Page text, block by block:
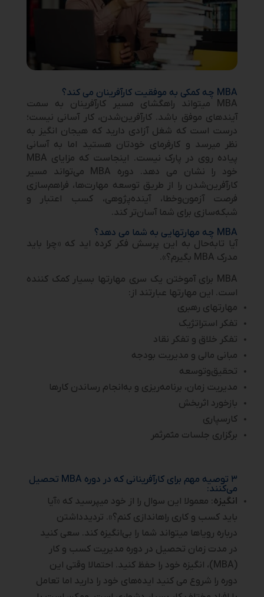
MBA چه کمکی به موفقیت کارآفرینان می­ کند؟
MBA می­تواند راهگشای مسیر کارآفرینان به سمت
آینده­ای موفق باشد. کارآفرین‌شدن، کار آسانی نیست؛
درست است که شغل آزادی دارید که هیجان­ انگیز به
نظر می­رسد و کارفرمای خودتان هستید اما به آسانی
پیاده­ روی در پارک نیست. اینجاست که مزایای MBA
خود را نشان می­ دهد. دوره MBA می‌تواند مسیر
کارآفرین‌شدن را از طریق توسعه مهارت‌ها، فراهم‌سازی
فرصت آزمون‌و‌خطا، آینده‌پژوهی، کسب اعتبار و
شبکه‌سازی برای شما آسان‌تر کند.
MBA چه مهارت­هایی به شما می­ دهد؟
آیا تا‌به‌حال به این پرسش فکر کرده­ اید که «چرا باید
مدرک MBA بگیرم؟».
MBA برای آموختن یک سری مهارت­ها بسیار کمک­ کننده
است. این مهارت­ها عبارتند از:
مهارت­های رهبری
تفکر استراتژیک
تفکر خلاق و تفکر نقاد
مبانی مالی و مدیریت بودجه
تحقیق‌و‌توسعه
مدیریت زمان، برنامه‌ریزی و به‌انجام رساندن کارها
بازخورد اثربخش
کارسپاری
برگزاری جلسات مثمرثمر
۳ توصیه مهم برای کارآفرینانی که در دوره MBA تحصیل
می‌کنند:
انگیزه: معمولا این سوال را از خود می­پرسید که «آیا
باید کسب و کاری راه­اندازی کنم؟». تردید‌داشتن
درباره رویاها می­تواند شما را بی‌انگیزه کند. سعی کنید
در مدت زمان تحصیل در دوره مدیریت کسب و کار
(MBA)، انگیزه خود را حفظ کنید. احتمالا وقتی این
دوره را شروع می کنید ایده‌های خود را دارید اما تعامل